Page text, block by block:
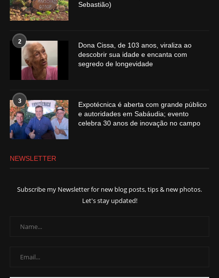
Sebastião)
2
Dona Cissa, de 103 anos, viraliza ao
descobrir sua idade e encanta com
segredo de longevidade
3
Expotécnica é aberta com grande público
e autoridades em Sabáudia; evento
celebra 30 anos de inovação no campo
NEWSLETTER
Subscribe my Newsletter for new blog posts, tips & new photos.
Let's stay updated!